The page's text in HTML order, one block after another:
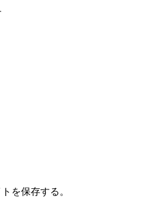
を保存する。